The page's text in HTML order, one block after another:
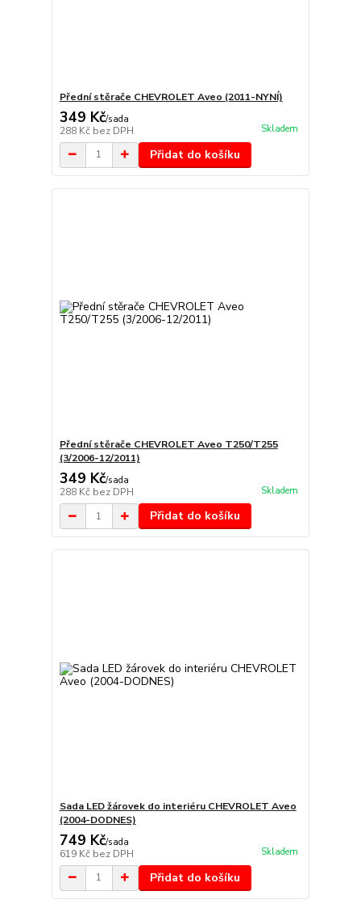
Přední stěrače CHEVROLET Aveo (2011-NYNÍ)
349 Kč/sada
288 Kč bez DPH Skladem
Přidat do košíku
Přední stěrače CHEVROLET Aveo T250/T255
(3/2006-12/2011)
349 Kč/sada
288 Kč bez DPH Skladem
Přidat do košíku
Sada LED žárovek do interiéru CHEVROLET Aveo
(2004-DODNES)
749 Kč/sada
619 Kč bez DPH Skladem
Přidat do košíku